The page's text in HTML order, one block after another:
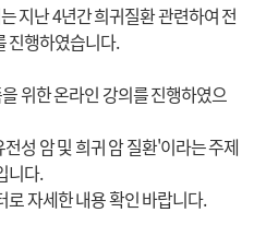
지난 4년간 희귀질환 관련하여 전
진행하였습니다.
위한 온라인 강의를 진행하였으
성 암 및 희귀 암 질환'이라는 주제
니다.
자세한 내용 확인 바랍니다.